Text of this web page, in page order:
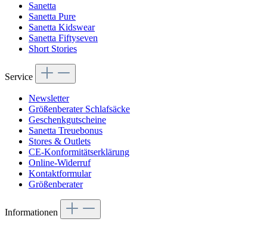
Sanetta
Sanetta Pure
Sanetta Kidswear
Sanetta Fiftyseven
Short Stories
Service
Newsletter
Größenberater Schlafsäcke
Geschenkgutscheine
Sanetta Treuebonus
Stores & Outlets
CE-Konformitätserklärung
Online-Widerruf
Kontaktformular
Größenberater
Informationen